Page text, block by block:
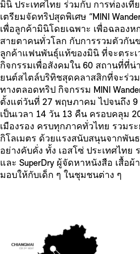
มินิ ประเทศไทย ร่วมกับ การท่องเที่
เตรียมจัดทริปสุดพิเศษ “MINI
เพื่อลูกค้ามินิโดยเฉพาะ เพื่อฉลอง
สายตาคนทั่วโลก กับการรวมตัวกันข
ลูกค้าแฟนพันธุ์แท้ของมินิ ที่จะตระเ
กิจกรรมเพื่อสังคมใน 60 สถานที่ที่น่
ยนต์สไตล์บริทิชสุดคลาสสิกที่จะร่ว
ทางตลอดทริป กิจกรรม MINI
ตั้งแต่วันที่ 27 พฤษภาคม ไปจนถึง
เป็นเวลา 14 วัน 13 คืน ครอบคลุม
เมืองรอง ครบทุกภาคทั่วไทย รวมร
กิโลเมตร ด้วยแรงสนับสนุนจากพัน
อย่างคับคั่ง ทั้ง เอสโซ่ ประเทศไทย
และ SuperDry ผู้จัดหาหนังสือ เสื้อผ้
มอบให้กับเด็ก ๆ ในชุมชนต่าง ๆ
S